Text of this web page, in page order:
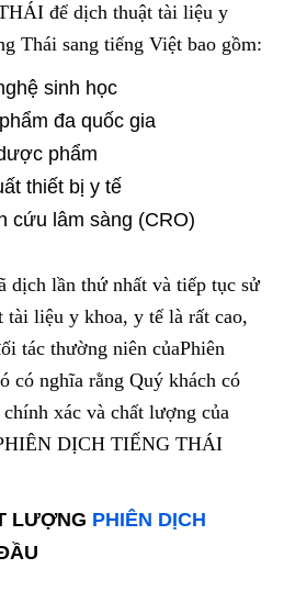
để dịch thuật tài liệu y
Thái sang tiếng Việt bao gồm:
sinh học
đa quốc gia
phẩm
thiết bị y tế
cứu lâm sàng (CRO)
dịch lần thứ nhất và tiếp tục sử
tài liệu y khoa, y tế là rất cao,
tác thường niên củaPhiên
có nghĩa rằng Quý khách có
xác và chất lượng của
DỊCH TIẾNG THÁI
LƯỢNG PHIÊN DỊCH